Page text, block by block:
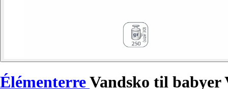
ÉlémenterreVandsko til babyer